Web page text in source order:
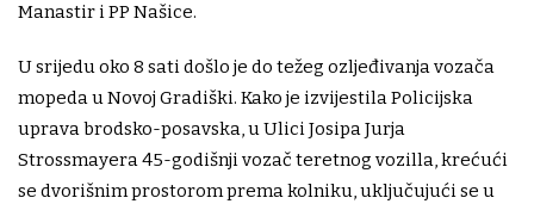
Manastir i PP Našice.
U srijedu oko 8 sati došlo je do težeg ozljeđivanja vozača
mopeda u Novoj Gradiški. Kako je izvijestila Policijska
uprava brodsko-posavska, u Ulici Josipa Jurja
Strossmayera 45-godišnji vozač teretnog vozilla, krećući
se dvorišnim prostorom prema kolniku, uključujući se u